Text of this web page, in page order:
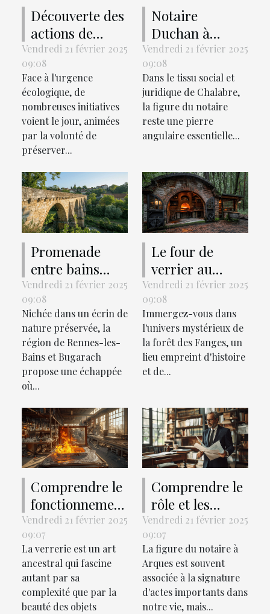
Découverte des
actions de
l'association
Salicorne pour
la sauvegarde
de l'écosystème
Vendredi 21 février 2025
09:08
Face à l'urgence
écologique, de
nombreuses initiatives
voient le jour, animées
par la volonté de
préserver...
Notaire
Duchan à
Chalabre : son
rôle et ses
compétences
expliqués
Vendredi 21 février 2025
09:08
Dans le tissu social et
juridique de Chalabre,
la figure du notaire
reste une pierre
angulaire essentielle...
Promenade
entre bains
doux et pont
romain, une
découverte de
Rennes-les-
Bains et
Bugarach
Vendredi 21 février 2025
09:08
Nichée dans un écrin de
nature préservée, la
région de Rennes-les-
Bains et Bugarach
propose une échappée
où...
Le four de
verrier au
coeur de la
forêt des
Fanges en 9
lettres
Vendredi 21 février 2025
09:08
Immergez-vous dans
l'univers mystérieux de
la forêt des Fanges, un
lieu empreint d'histoire
et de...
Comprendre le
fonctionnement
d'un four de
verrerie
Vendredi 21 février 2025
09:07
La verrerie est un art
ancestral qui fascine
autant par sa
complexité que par la
beauté des objets
Comprendre le
rôle et les
services d'un
notaire à
Arques
Vendredi 21 février 2025
09:07
La figure du notaire à
Arques est souvent
associée à la signature
d'actes importants dans
notre vie, mais...